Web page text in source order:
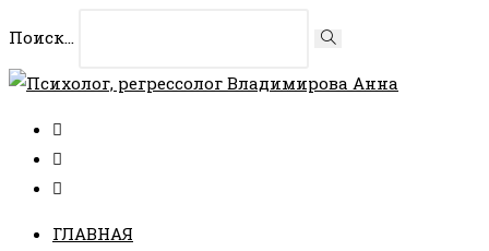
содержимому
Поиск... Искать
ГЛАВНАЯ